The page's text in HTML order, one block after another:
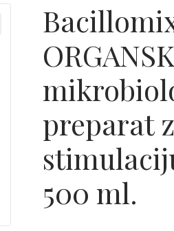
preparat
500 ml.